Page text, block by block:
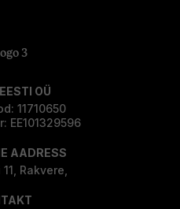
OÜ
11710650
EE101329596
AADRESS
Rakvere,